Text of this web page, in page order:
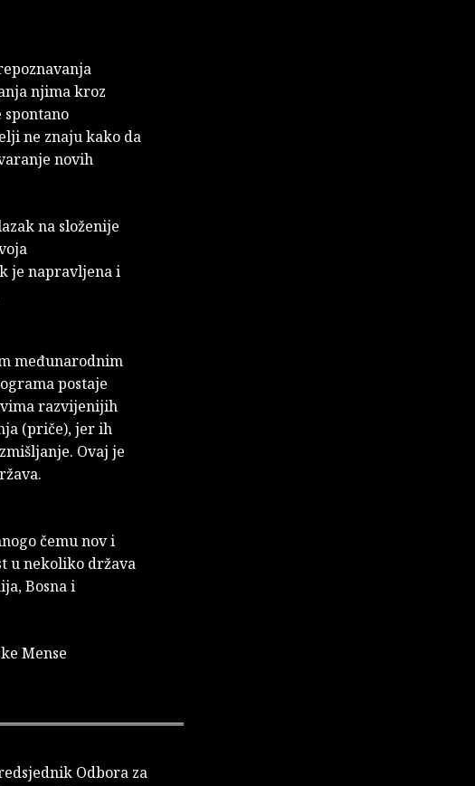
njima kroz
ne znaju kako da
novih
na složenije
je napravljena i
međunarodnim
postaje
razvijenijih
(priče), jer ih
Ovaj je
čemu nov i
u nekoliko država
Bosna i
Mense
Odbora za